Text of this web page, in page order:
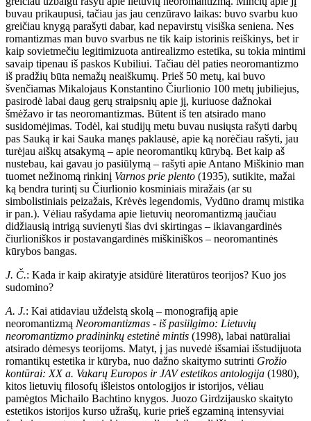
buvau prikaupusi, tačiau jas jau cenzūravo laikas: buvo svarbu kuo
greičiau knygą parašyti dabar, kad nepavirstų visiška seniena. Nes
romantizmas man buvo svarbus ne tik kaip istorinis reiškinys, bet ir
kaip sovietmečiu legitimizuota antirealizmo estetika, su tokia mintimi
savaip tipenau iš paskos Kubiliui. Tačiau dėl paties neoromantizmo
iš pradžių būta nemažų neaiškumų. Prieš 50 metų, kai buvo
švenčiamas Mikalojaus Konstantino Čiurlionio 100 metų jubiliejus,
pasirodė labai daug gerų straipsnių apie jį, kuriuose dažnokai
šmėžavo ir tas neoromantizmas. Būtent iš ten atsirado mano
susidomėjimas. Todėl, kai studijų metu buvau nusiųsta rašyti darbų
pas Sauką ir kai Sauka manęs paklausė, apie ką norėčiau rašyti, jau
turėjau aiškų atsakymą – apie neoromantikų kūrybą. Bet kaip aš
nustebau, kai gavau jo pasiūlymą – rašyti apie Antano Miškinio man
tuomet nežinomą rinkinį Varnos prie plento (1935), sutikite, mažai
ką bendra turintį su Čiurlionio kosminiais miražais (ar su
simbolistiniais peizažais, Krėvės legendomis, Vydūno dramų mistika
ir pan.). Vėliau rašydama apie lietuvių neoromantizmą jaučiau
didžiausią intrigą suvienyti šias dvi skirtingas – ikiavangardinės
čiurlioniškos ir postavangardinės miškiniškos – neoromantinės
kūrybos bangas.
J. Č.: Kada ir kaip akiratyje atsidūrė literatūros teorijos? Kuo jos
sudomino?
A. J.: Kai atidaviau uždelstą skolą – monografiją apie
neoromantizmą Neoromantizmas - iš pasiilgimo: Lietuvių
neoromantizmo pradininkų estetinė mintis (1998), labai natūraliai
atsirado dėmesys teorijoms. Matyt, į jas nuvedė išsamiai išstudijuota
romantikų estetika ir kūryba, nuo dažno skaitymo sutrinti Grožio
kontūrai: XX a. Vakarų Europos ir JAV estetikos antologija (1980),
kitos lietuvių filosofų išleistos ontologijos ir istorijos, vėliau
pamėgtos Michailo Bachtino knygos. Juozo Girdzijausko skaityto
estetikos istorijos kurso užrašų, kurie prieš egzaminą intensyviai